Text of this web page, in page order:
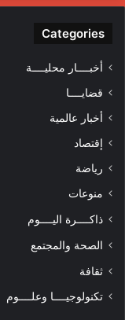
Categories
أخبــــار محليــــة
قضايــــا
أخبار عالمية
إقتصاد
رياضة
منوعات
ذاكــــرة اليــــوم
الصحة والمجتمع
ثقافة
تكنولوجيــــا وعلــــوم